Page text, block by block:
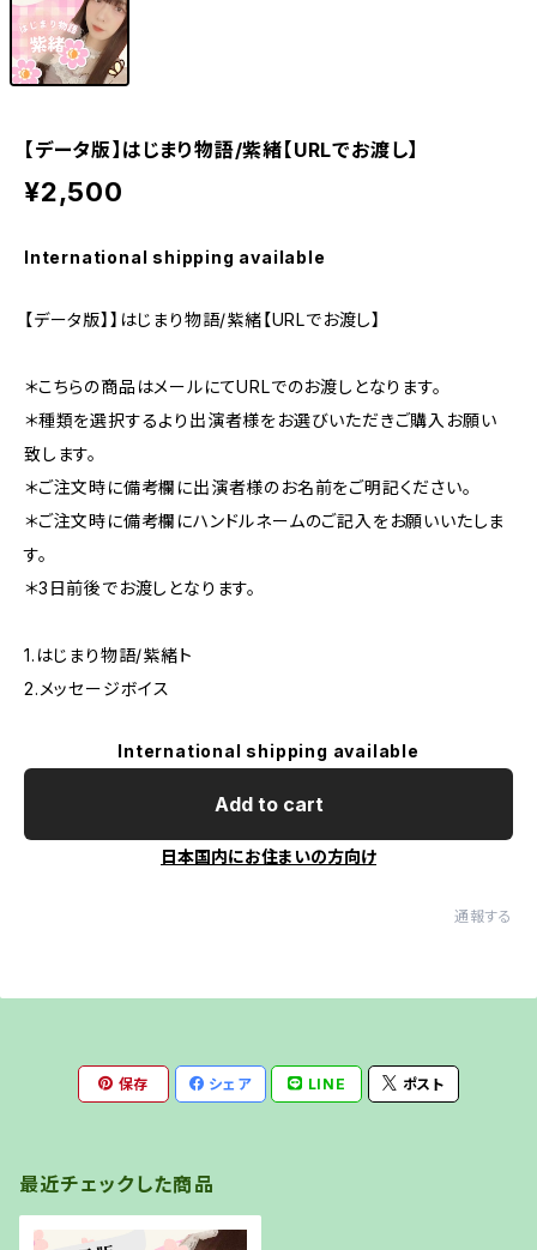
【データ版】はじまり物語/紫緒【URLでお渡し】
¥2,500
International shipping available
【データ版】】はじまり物語/紫緒【URLでお渡し】
＊こちらの商品はメールにてURLでのお渡しとなります。
＊種類を選択するより出演者様をお選びいただきご購入お願い
致します。
＊ご注文時に備考欄に出演者様のお名前をご明記ください。
＊ご注文時に備考欄にハンドルネームのご記入をお願いいたしま
す。
＊3日前後でお渡しとなります。
1.はじまり物語/紫緒ト
2.メッセージボイス
International shipping available
Add to cart
日本国内にお住まいの方向け
通報する
保存 シェア LINE ポスト
最近チェックした商品